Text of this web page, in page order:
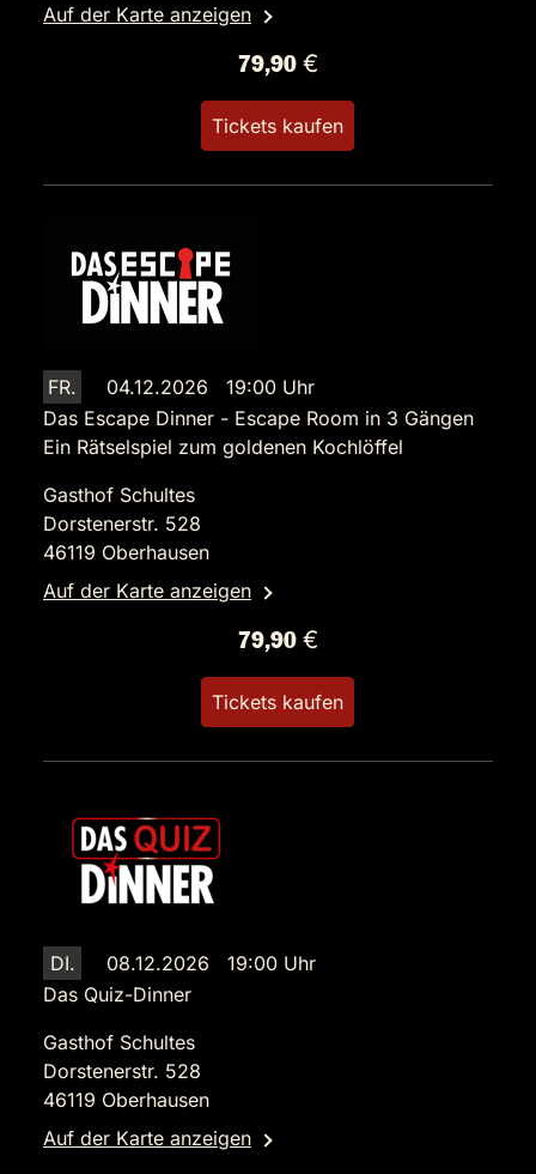
Auf der Karte anzeigen
79,90 €
Tickets kaufen
FR.
04.12.2026 19:00 Uhr
Das Escape Dinner - Escape Room in 3 Gängen
Ein Rätselspiel zum goldenen Kochlöffel
Gasthof Schultes
Dorstenerstr. 528
46119 Oberhausen
Auf der Karte anzeigen
79,90 €
Tickets kaufen
DI.
08.12.2026 19:00 Uhr
Das Quiz-Dinner
Gasthof Schultes
Dorstenerstr. 528
46119 Oberhausen
Auf der Karte anzeigen